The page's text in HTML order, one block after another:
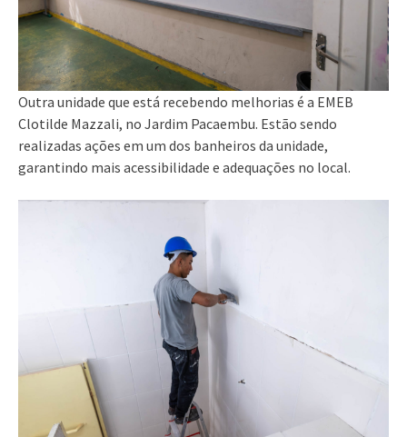
Outra unidade que está recebendo melhorias é a EMEB
Clotilde Mazzali, no Jardim Pacaembu. Estão sendo
realizadas ações em um dos banheiros da unidade,
garantindo mais acessibilidade e adequações no local.